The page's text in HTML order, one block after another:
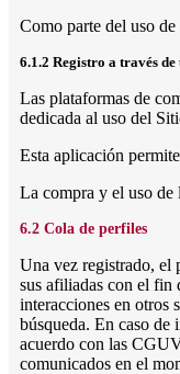
Como parte del uso
6.1.2 Registro a través
Las plataformas de
dedicada al uso del
Esta aplicación
La compra y el uso de
6.2 Cola de perfiles
Una vez registrado, el
sus afiliadas con el fin
interacciones en otros
búsqueda. En caso
acuerdo con las
comunicados en el